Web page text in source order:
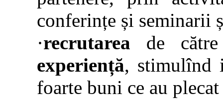
conferințe și seminarii
·recrutarea de
experiență, stimulînd
foarte buni ce au